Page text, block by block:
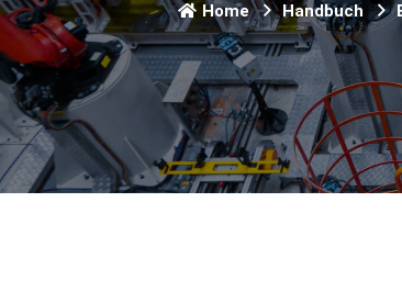
Home Handbuch